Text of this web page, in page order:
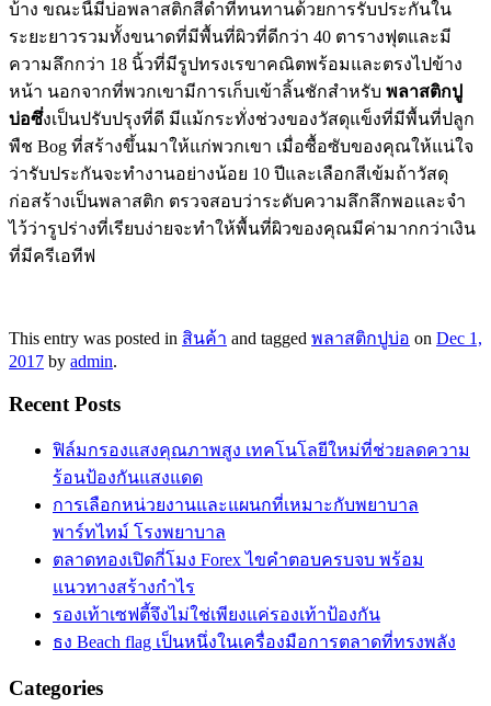
บ้าง ขณะนี้มีบ่อพลาสติกสีดำที่ทนทานด้วยการรับประกันใน
ระยะยาวรวมทั้งขนาดที่มีพื้นที่ผิวที่ดีกว่า 40 ตารางฟุตและมี
ความลึกกว่า 18 นิ้วที่มีรูปทรงเรขาคณิตพร้อมและตรงไปข้าง
หน้า นอกจากที่พวกเขามีการเก็บเข้าลิ้นชักสำหรับ พลาสติกปู
บ่อซึ่งเป็นปรับปรุงที่ดี มีแม้กระทั่งช่วงของวัสดุแข็งที่มีพื้นที่ปลูก
พืช Bog ที่สร้างขึ้นมาให้แก่พวกเขา เมื่อซื้อซับของคุณให้แน่ใจ
ว่ารับประกันจะทำงานอย่างน้อย 10 ปีและเลือกสีเข้มถ้าวัสดุ
ก่อสร้างเป็นพลาสติก ตรวจสอบว่าระดับความลึกลึกพอและจำ
ไว้ว่ารูปร่างที่เรียบง่ายจะทำให้พื้นที่ผิวของคุณมีค่ามากกว่าเงิน
ที่มีครีเอทีฟ
This entry was posted in สินค้า and tagged พลาสติกปูบ่อ on Dec 1,
2017 by admin.
Recent Posts
ฟิล์มกรองแสงคุณภาพสูง เทคโนโลยีใหม่ที่ช่วยลดความ
ร้อนป้องกันแสงแดด
การเลือกหน่วยงานและแผนกที่เหมาะกับพยาบาล
พาร์ทไทม์ โรงพยาบาล
ตลาดทองเปิดกี่โมง Forex ไขคำตอบครบจบ พร้อม
แนวทางสร้างกำไร
รองเท้าเซฟตี้จึงไม่ใช่เพียงแค่รองเท้าป้องกัน
ธง Beach flag เป็นหนึ่งในเครื่องมือการตลาดที่ทรงพลัง
Categories